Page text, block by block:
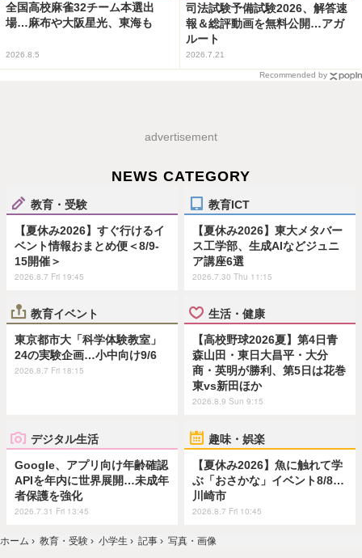
全国高校麻雀32チーム本選出
場…麻布や大阪星光、東海も
2026.8.5
司法試験予備試験2026、解答速
報＆総評動画を無料公開…アガ
ルート
2026.7.21
Recommended by
advertisement
NEWS CATEGORY
教育・受験
【夏休み2026】すぐ行けるイ
ベント情報おまとめ便＜8/9-
15開催＞
2026.8.7 Fri 19:45
教育ICT
【夏休み2026】東大メタバー
ス工学部、生成AIなどジュニ
ア講座6選
2026.7.30 Thu 11:15
教育イベント
東京都市大「科学体験教室」
24の実験企画…小中向け9/6
2026.8.7 Fri 18:15
生活・健康
【高校野球2026夏】第4日青
森山田・東日大昌平・大分
商・英明が勝利、第5日は花巻
東vs新田ほか
2026.8.9 Sun 9:15
デジタル生活
Google、アプリ向け年齢確認
APIを年内に世界展開…未成年
者保護を強化
2026.7.31 Fri 13:45
趣味・娯楽
【夏休み2026】魚に触れて学
ぶ「おさかな」イベント8/8…
川崎市
2026.8.7 Fri 10:45
ホーム › 教育・受験 › 小学生 › 記事 › 写真・画像